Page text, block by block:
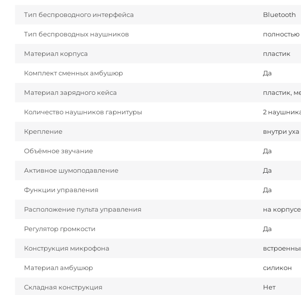
Тип беспроводного интерфейса Bluetooth
Тип беспроводных наушников
Материал корпуса пластик
Комплект сменных амбушюр Да
Материал зарядного кейса пластик,
Количество наушников гарнитуры 2
Крепление внутри уха
Объёмное звучание Да
Активное шумоподавление Да
Функции управления Да
Расположение пульта управления на корпусе
Регулятор громкости Да
Конструкция микрофона
Материал амбушюр силикон
Складная конструкция Нет